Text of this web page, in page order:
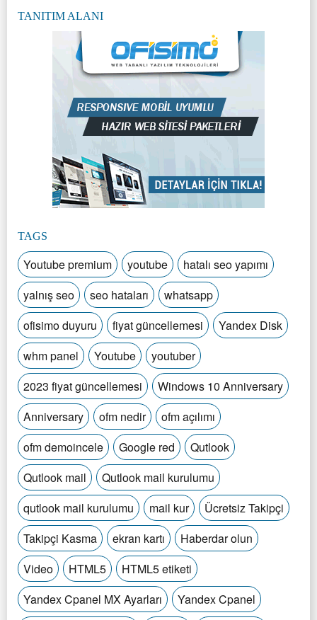
TANITIM ALANI
TAGS
Youtube premium youtube
hatalı seo yapımı
yalnış seo
seo hataları
whatsapp
ofisimo duyuru
fiyat güncellemesi
Yandex Disk
whm panel
Youtube
youtuber
2023 fiyat güncellemesi
Windows 10 Anniversary
Anniversary
ofm nedir
ofm açılımı
ofm demoincele
Google red
Qutlook
Qutlook mail
Qutlook mail kurulumu
qutlook mail kurulumu
mail kur
Ücretsiz Takipçi
Takipçi Kasma
ekran kartı
Haberdar olun
Video
HTML5
HTML5 etiketi
Yandex Cpanel MX Ayarları
Yandex Cpanel